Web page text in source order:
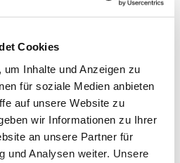
Cookies
Inhalte und Anzeigen zu
für soziale Medien anbieten
auf unsere Website zu
wir Informationen zu Ihrer
an unsere Partner für
und Analysen weiter. Unsere